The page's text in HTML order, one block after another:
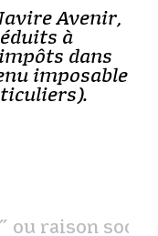
Avenir,
à
dans
imposable